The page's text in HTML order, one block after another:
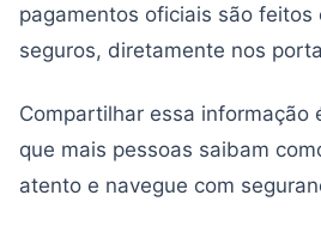
pagamentos oficiais são feitos
seguros, diretamente nos
Compartilhar essa informação
que mais pessoas saibam
atento e navegue com